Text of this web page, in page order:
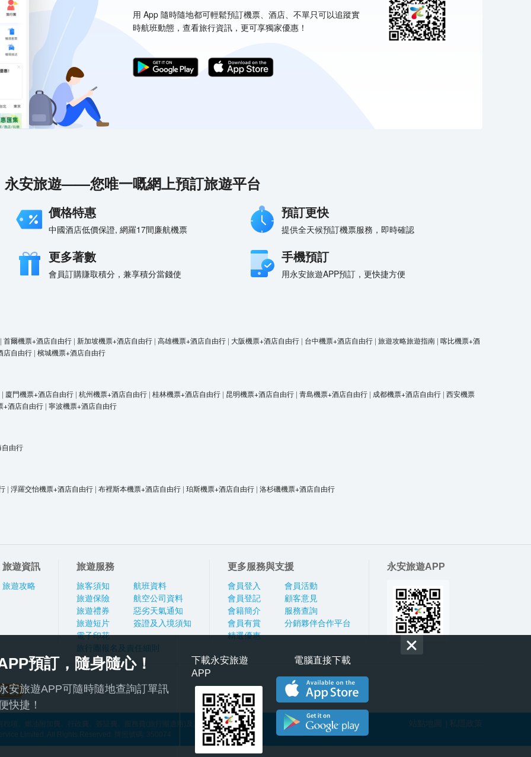
用 App 隨時隨地都可輕鬆預訂機票、酒店、不單只可以追蹤實
時航班動態，查看旅行資訊，更可享獨家優惠！
永安旅遊——您唯一嘅網上預訂旅遊平台
價格特惠
中國酒店低價保證, 網羅17間廉航機票
預訂更快
提供全天候預訂機票服務，即時確認
更多著數
會員訂購賺取積分，兼享積分當錢使
手機預訂
用永安旅遊APP預訂，更快捷方便
首爾機票+酒店自由行 | 新加坡機票+酒店自由行 | 高雄機票+酒店自由行 | 大阪機票+酒店自由行 | 台中機票+酒店自由行 | 旅遊攻略旅遊指南 | 喀比機票+酒
店自由行 | 檳城機票+酒店自由行
| 廈門機票+酒店自由行 | 杭州機票+酒店自由行 | 桂林機票+酒店自由行 | 昆明機票+酒店自由行 | 青島機票+酒店自由行 | 成都機票+酒店自由行 | 西安機票
+酒店自由行 | 寧波機票+酒店自由行
自由行
| 浮羅交怡機票+酒店自由行 | 布裡斯本機票+酒店自由行 | 珀斯機票+酒店自由行 | 洛杉磯機票+酒店自由行
旅遊資訊
旅遊攻略
旅遊服務
旅客須知
旅遊保險
旅遊禮券
旅遊短片
電子印花
航班資料
航空公司資料
惡劣天氣通知
簽證及入境須知
旅行團報名及責任細則
更多服務與支援
會員登入
會員登記
會籍簡介
會員有賞
精選優惠
會員活動
顧客意見
服務查詢
分銷夥伴合作平台
永安旅遊APP
項、燃油附加費、行政費、簽証費、服務費(旅行團適用)及其他應繳費用
預訂，隨身隨心！
安旅遊APP可隨時隨地查詢訂單訊
快捷！
下載永安旅遊
APP
電腦直接下載